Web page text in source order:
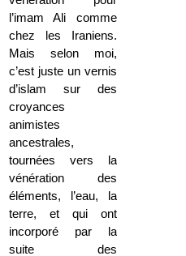
l’imam Ali comme
chez les Iraniens.
Mais selon moi,
c’est juste un vernis
d’islam sur des
croyances
animistes
ancestrales,
tournées vers la
vénération des
éléments, l’eau, la
terre, et qui ont
incorporé par la
suite des